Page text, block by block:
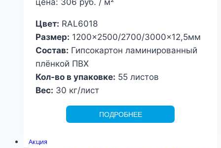
Цвет: RAL6018
Размер: 1200×2500/2700/3000×12,5мм
Состав: Гипсокартон ламинированный
плёнкой ПВХ
Кол-во в упаковке: 55 листов
Вес: 30 кг/лист
ПОДРОБНЕЕ
Акция